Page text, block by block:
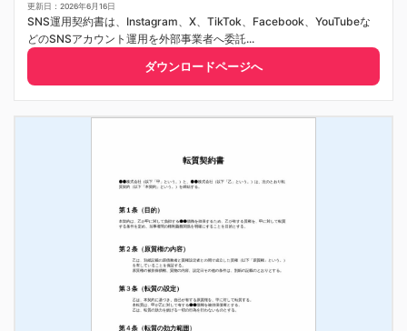
更新日：2026年6月16日
SNS運用契約書は、Instagram、X、TikTok、Facebook、YouTubeな
どのSNSアカウント運用を外部事業者へ委託...
ダウンロードページへ